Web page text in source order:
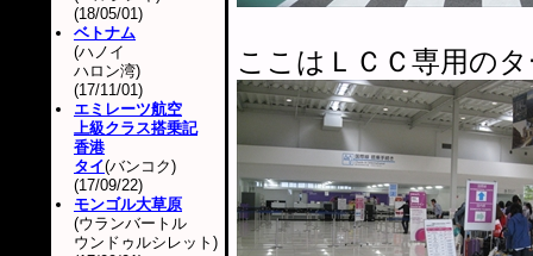
ここはＬＣＣ専用の
(18/05/01)
ベトナム
(ハノイ
ハロン湾)
(17/11/01)
エミレーツ航空
上級クラス搭乗記
香港
タイ(バンコク)
(17/09/22)
モンゴル大草原
(ウランバートル
ウンドゥルシレット)